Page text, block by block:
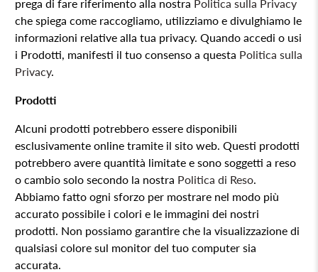
prega di fare riferimento alla nostra Politica sulla Privacy
che spiega come raccogliamo, utilizziamo e divulghiamo le
informazioni relative alla tua privacy. Quando accedi o usi
i Prodotti, manifesti il tuo consenso a questa Politica sulla
Privacy.
Prodotti
Alcuni prodotti potrebbero essere disponibili
esclusivamente online tramite il sito web. Questi prodotti
potrebbero avere quantità limitate e sono soggetti a reso
o cambio solo secondo la nostra Politica di Reso.
Abbiamo fatto ogni sforzo per mostrare nel modo più
accurato possibile i colori e le immagini dei nostri
prodotti. Non possiamo garantire che la visualizzazione di
qualsiasi colore sul monitor del tuo computer sia
accurata.